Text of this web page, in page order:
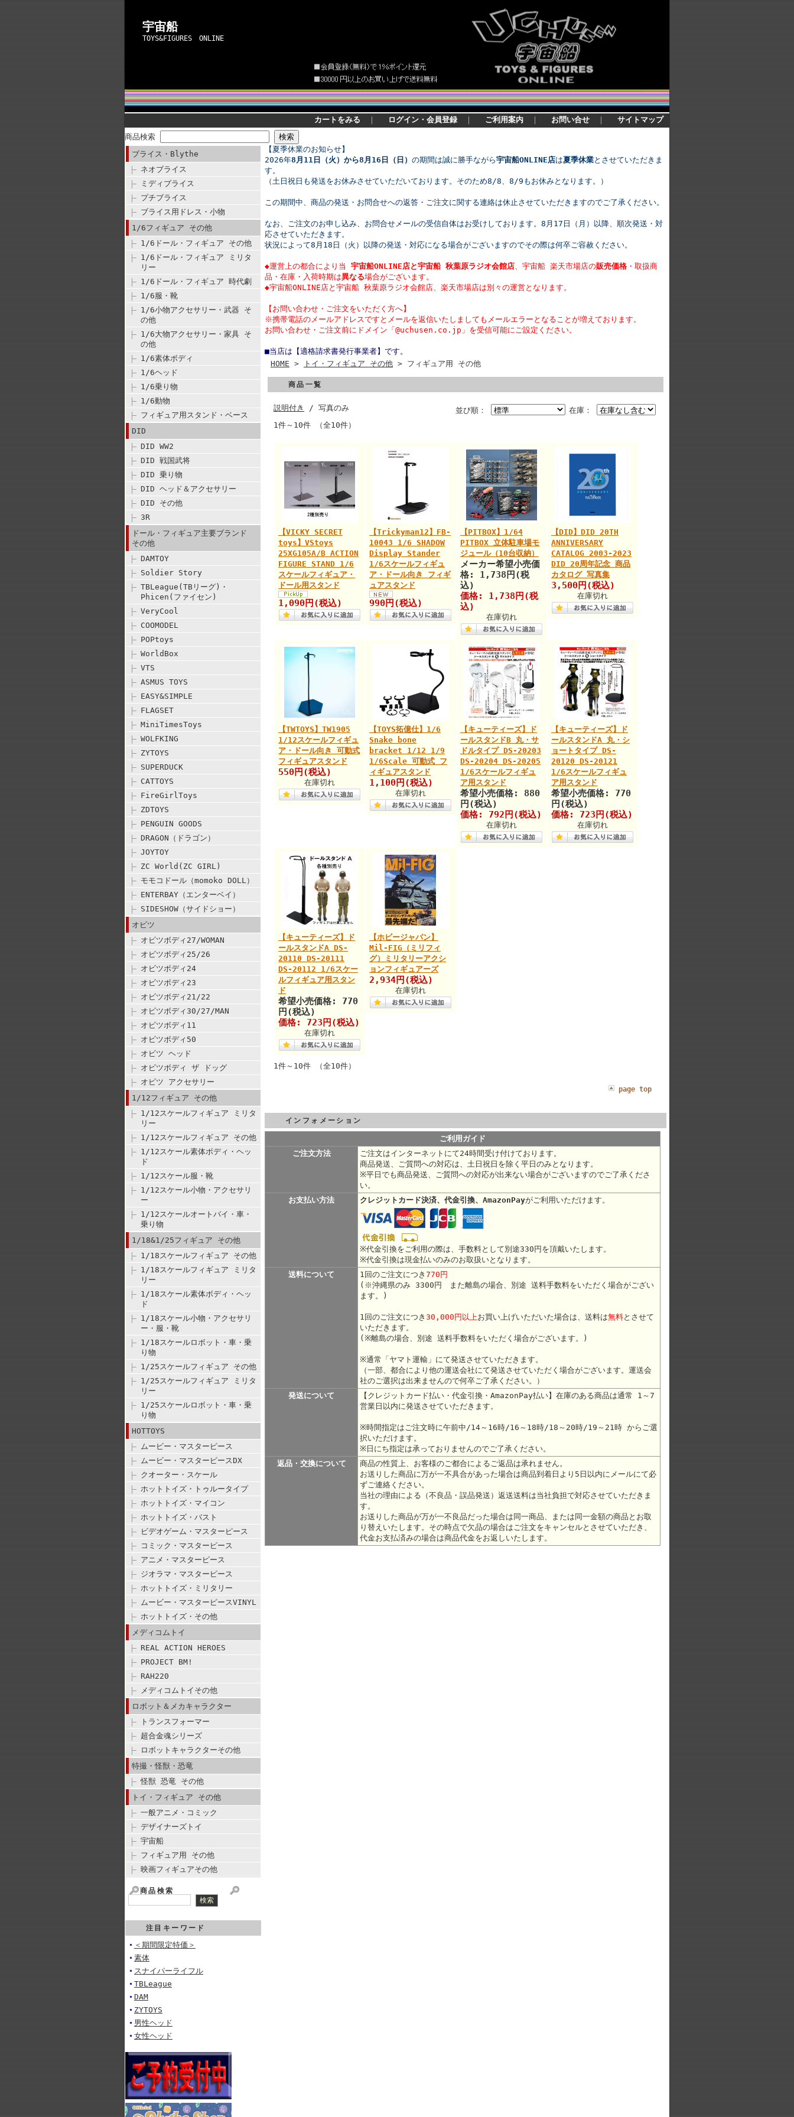
宇宙船
TOYS&FIGURES ONLINE
カートをみる ｜ ログイン・会員登録 ｜ ご利用案内 ｜ お問い合せ ｜
サイトマップ
商品検索
ブライス・Blythe
ネオブライス
ミディブライス
プチブライス
ブライス用ドレス・小物
1/6フィギュア その他
1/6ドール・フィギュア その他
1/6ドール・フィギュア ミリタ
リー
1/6ドール・フィギュア 時代劇
1/6服・靴
1/6小物アクセサリー・武器 そ
の他
1/6大物アクセサリー・家具 そ
の他
1/6素体ボディ
1/6ヘッド
1/6乗り物
1/6動物
フィギュア用スタンド・ベース
DID
DID WW2
DID 戦国武将
DID 乗り物
DID ヘッド＆アクセサリー
DID その他
3R
ドール・フィギュア主要ブランド
その他
DAMTOY
Soldier Story
TBLeague(TBリーグ)・
Phicen(ファイセン)
VeryCool
COOMODEL
POPtoys
WorldBox
VTS
ASMUS TOYS
EASY&SIMPLE
FLAGSET
MiniTimesToys
WOLFKING
ZYTOYS
SUPERDUCK
CATTOYS
FireGirlToys
ZDTOYS
PENGUIN GOODS
DRAGON（ドラゴン）
JOYTOY
ZC World(ZC GIRL)
モモコドール（momoko DOLL）
ENTERBAY（エンターベイ）
SIDESHOW（サイドショー）
オビツ
オビツボディ27/WOMAN
オビツボディ25/26
オビツボディ24
オビツボディ23
オビツボディ21/22
オビツボディ30/27/MAN
オビツボディ11
オビツボディ50
オビツ ヘッド
オビツボディ ザ ドッグ
オビツ アクセサリー
1/12フィギュア その他
1/12スケールフィギュア ミリタ
リー
1/12スケールフィギュア その他
1/12スケール素体ボディ・ヘッ
ド
1/12スケール服・靴
1/12スケール小物・アクセサリ
ー
1/12スケールオートバイ・車・
乗り物
1/18&1/25フィギュア その他
1/18スケールフィギュア その他
1/18スケールフィギュア ミリタ
リー
1/18スケール素体ボディ・ヘッ
ド
1/18スケール小物・アクセサリ
ー・服・靴
1/18スケールロボット・車・乗
り物
1/25スケールフィギュア その他
1/25スケールフィギュア ミリタ
リー
1/25スケールロボット・車・乗
り物
HOTTOYS
ムービー・マスターピース
ムービー・マスターピースDX
クオーター・スケール
ホットトイズ・トゥルータイプ
ホットトイズ・マイコン
ホットトイズ・バスト
ビデオゲーム・マスターピース
コミック・マスターピース
アニメ・マスターピース
ジオラマ・マスターピース
ホットトイズ・ミリタリー
ムービー・マスターピースVINYL
ホットトイズ・その他
メディコムトイ
REAL ACTION HEROES
PROJECT BM!
RAH220
メディコムトイその他
ロボット＆メカキャラクター
トランスフォーマー
超合金魂シリーズ
ロボットキャラクターその他
特撮・怪獣・恐竜
怪獣 恐竜 その他
トイ・フィギュア その他
一般アニメ・コミック
デザイナーズトイ
宇宙船
フィギュア用 その他
映画フィギュアその他
商品検索
注目キーワード
＜期間限定特価＞
素体
スナイパーライフル
TBLeague
DAM
ZYTOYS
男性ヘッド
女性ヘッド
【夏季休業のお知らせ】
2026年8月11日（火）から8月16日（日） の期間は誠に勝手ながら宇宙船ONLINE店は夏季休業とさせていただきま
す。
（土日祝日も発送をお休みさせていただいております。そのため8/8、8/9もお休みとなります。）
この期間中、商品の発送・お問合せへの返答・ご注文に関する連絡は休止させていただきますのでご了承ください。
なお、ご注文のお申し込み、お問合せメールの受信自体はお受けしております。8月17日（月）以降、順次発送・対
応させていただきます。
状況によって8月18日（火）以降の発送・対応になる場合がございますのでその際は何卒ご容赦ください。
◆運営上の都合により当 宇宙船ONLINE店と宇宙船 秋葉原ラジオ会館店、宇宙船 楽天市場店の販売価格 ・取扱商
品・在庫・入荷時期は異なる場合がございます。
◆宇宙船ONLINE店と宇宙船 秋葉原ラジオ会館店、楽天市場店は別々の運営となります。
【 お問い合わせ・ ご注文をいただく方へ】
※携帯電話のメールアドレスですとメールを返信いたしましてもメールエラーとなることが増えております。
お問い合わせ・ご注文前にドメイン「@uchusen.co.jp」を受信可能にご設定ください。
■当店は【適格請求書発行事業者】です。
HOME > トイ・フィギュア その他 > フィギュア用 その他
商品一覧
在庫：
並び順：
説明付き
/ 写真のみ
1件～10件 （全10件）
【VICKY SECRET
toys】VStoys
25XG105A/B ACTION
FIGURE STAND 1/6
スケールフィギュア・
ドール用スタンド
1,090円(税込)
【Trickyman12】FB-
10043 1/6 SHADOW
Display Stander
1/6スケールフィギュ
ア・ドール向き フィギ
ュアスタンド
990円(税込)
【PITBOX】1/64
PITBOX 立体駐車場モ
ジュール（10台収納）
メーカー希望小売価
格: 1,738円(税
込)
価格: 1,738円(税
込)
在庫切れ
【DID】DID 20TH
ANNIVERSARY
CATALOG 2003-2023
DID 20周年記念 商品
カタログ 写真集
3,500円(税込)
在庫切れ
【TWTOYS】TW1905
1/12スケールフィギュ
ア・ドール向き 可動式
フィギュアスタンド
550円(税込)
在庫切れ
【TOYS拓億仕】1/6
Snake bone
bracket 1/12 1/9
1/6Scale 可動式 フ
ィギュアスタンド
1,100円(税込)
在庫切れ
【キューティーズ】ド
ールスタンドB 丸・サ
ドルタイプ DS-20203
DS-20204 DS-20205
1/6スケールフィギュ
ア用スタンド
希望小売価格: 880
円(税込)
価格: 792円(税込)
在庫切れ
【キューティーズ】ド
ールスタンドA 丸・シ
ョートタイプ DS-
20120 DS-20121
1/6スケールフィギュ
ア用スタンド
希望小売価格: 770
円(税込)
価格: 723円(税込)
在庫切れ
【キューティーズ】ド
ールスタンドA DS-
20110 DS-20111
DS-20112 1/6スケー
ルフィギュア用スタン
ド
希望小売価格: 770
円(税込)
価格: 723円(税込)
在庫切れ
【ホビージャパン】
Mil-FIG（ミリフィ
グ）ミリタリーアクシ
ョンフィギュアーズ
2,934円(税込)
在庫切れ
1件～10件 （全10件）
page top
インフォメーション
ご利用ガイド
ご注文方法
ご注文はインターネットにて24時間受け付けております。
商品発送、ご質問への対応は、土日祝日を除く平日のみとなります。
※平日でも商品発送、ご質問への対応が出来ない場合がございますのでご了承くださ
い。
お支払い方法
クレジットカード決済、代金引換、AmazonPayがご利用いただけます。
※代金引換をご利用の際は、手数料として別途330円を頂戴いたします。
※代金引換は現金払いのみのお取扱いとなります。
送料について
1回のご注文につき 770円
(※沖縄県のみ 3300円 また離島の場合、別途 送料手数料をいただく場合がござい
ます。)
1回のご注文につき 30,000円以上お買い上げいただいた場合は、送料は無料とさせて
いただきます。
(※離島の場合、別途 送料手数料をいただく場合がございます。)
※通常「ヤマト運輸」にて発送させていただきます。
（一部、都合により他の運送会社にて発送させていただく場合がございます。運送会
社のご選択は出来ませんので何卒ご了承ください。）
発送について
【クレジットカード払い・代金引換・AmazonPay払い】在庫のある商品は通常 1～7
営業日以内に発送させていただきます。
※時間指定はご注文時に午前中/14～16時/16～18時/18～20時/19～21時 からご選
択いただけます。
※日にち指定は承っておりませんのでご了承ください。
返品・交換について
商品の性質上、お客様のご都合によるご返品は承れません。
お送りした商品に万が一不具合があった場合は商品到着日より5日以内にメールにて必
ずご連絡ください。
当社の理由による（不良品・誤品発送）返送送料は当社負担で対応させていただきま
す。
お送りした商品が万が一不良品だった場合は同一商品、または同一金額の商品とお取
り替えいたします。その時点で欠品の場合はご注文をキャンセルとさせていただき、
代金お支払済みの場合は商品代金をお返しいたします。